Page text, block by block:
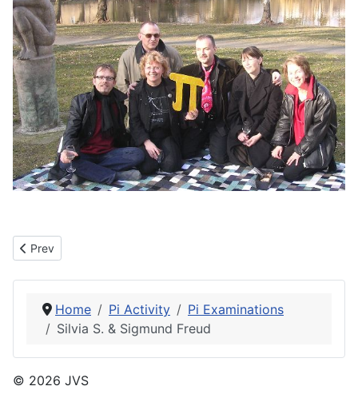
Previous article: Kolja M. & Paniko
Prev
Home Pi Activity
Pi Examinations
Silvia S. & Sigmund Freud
© 2026 JVS